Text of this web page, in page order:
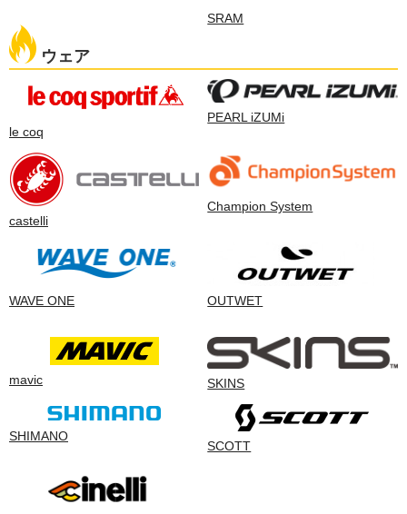
SRAM
ウェア
le coq
PEARL iZUMi
castelli
Champion System
WAVE ONE OUTWET
mavic SKINS
SHIMANO
SCOTT